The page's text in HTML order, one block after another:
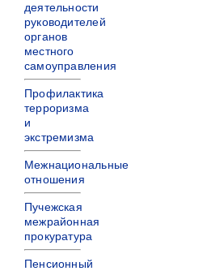
деятельности
руководителей
органов
местного
самоуправления
Профилактика
терроризма
и
экстремизма
Межнациональные
отношения
Пучежская
межрайонная
прокуратура
Пенсионный